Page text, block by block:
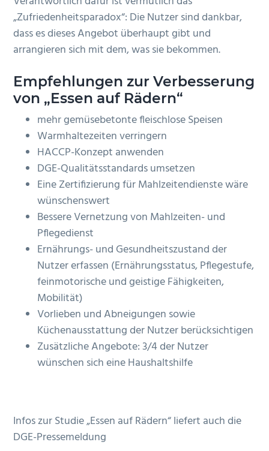
„Zufriedenheitsparadox“: Die Nutzer sind dankbar,
dass es dieses Angebot überhaupt gibt und
arrangieren sich mit dem, was sie bekommen.
Empfehlungen zur Verbesserung
von „Essen auf Rädern“
mehr gemüsebetonte fleischlose Speisen
Warmhaltezeiten verringern
HACCP-Konzept anwenden
DGE-Qualitätsstandards umsetzen
Eine Zertifizierung für Mahlzeitendienste wäre
wünschenswert
Bessere Vernetzung von Mahlzeiten- und
Pflegedienst
Ernährungs- und Gesundheitszustand der
Nutzer erfassen (Ernährungsstatus, Pflegestufe,
feinmotorische und geistige Fähigkeiten,
Mobilität)
Vorlieben und Abneigungen sowie
Küchenausstattung der Nutzer berücksichtigen
Zusätzliche Angebote: 3/4 der Nutzer
wünschen sich eine Haushaltshilfe
Infos zur Studie „Essen auf Rädern“ liefert auch die
DGE-Pressemeldung